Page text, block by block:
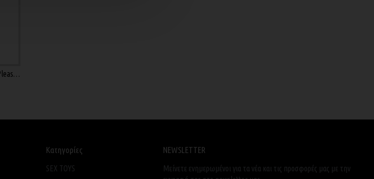
Fantasy for Her Ultimate Pleasure Pro - Μωβ 24.6εκ
Κατηγορίες
SEX TOYS
NEWSLETTER
Μείνετε ενημερωμένοι για τα νέα και τις προσφορές μας με την